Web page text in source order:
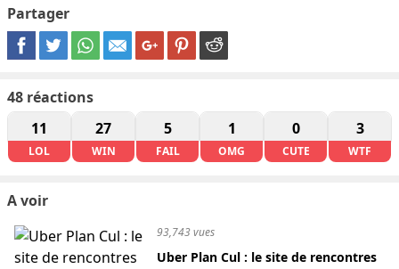
Partager
48 réactions
11
LOL
27
WIN
5
FAIL
1
OMG
0
CUTE
3
WTF
A voir
93,743 vues
Uber Plan Cul : le site de rencontres